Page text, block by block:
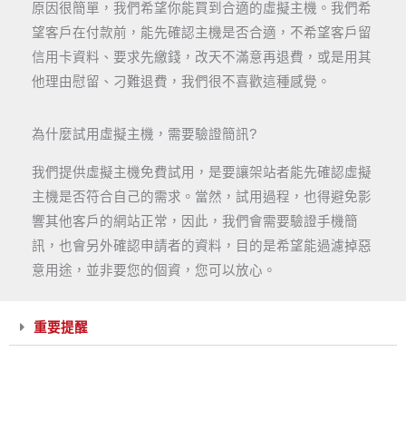
原因很簡單，我們希望你能買到合適的虛擬主機。我們希
望客戶在付款前，能先確認主機是否合適，不希望客戶留
信用卡資料、要求先繳錢，改天不滿意再退費，或是用其
他理由慰留、刁難退費，我們很不喜歡這種感覺。
為什麼試用虛擬主機，需要驗證簡訊?
我們提供虛擬主機免費試用，是要讓架站者能先確認虛擬
主機是否符合自己的需求。當然，試用過程，也得避免影
響其他客戶的網站正常，因此，我們會需要驗證手機簡
訊，也會另外確認申請者的資料，目的是希望能過濾掉惡
意用途，並非要您的個資，您可以放心。
重要提醒